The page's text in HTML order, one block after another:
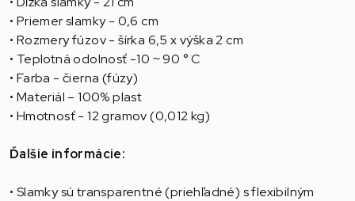
• Priemer slamky - 0,6 cm
• Rozmery fúzov - šírka 6,5 x výška 2 cm
• Teplotná odolnosť -10 ~ 90 ° C
• Farba - čierna (fúzy)
• Materiál – 100% plast
• Hmotnosť - 12 gramov (0,012 kg)
Ďalšie informácie:
• Slamky sú transparentné (priehľadné) s flexibilným